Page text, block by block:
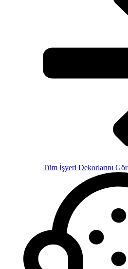
Tüm İşyeri Dekorlarını Gör